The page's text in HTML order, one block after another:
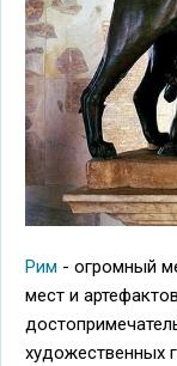
Рим - огромный
мест и
художественных